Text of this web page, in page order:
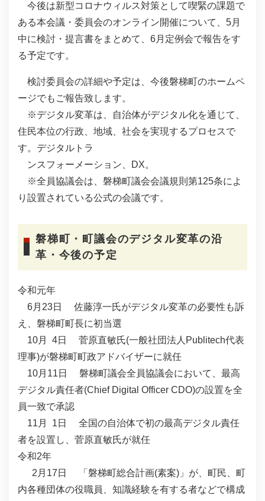
今後は新型コロナウィルス対策として喫緊の課題で
ある本会議・委員会のオンライン開催について、5月
中に検討・提言書をまとめて、6月定例会で報告をす
る予定です。
検討委員会の詳細や予定は、今後磐梯町のホームペ
ージでもご報告致します。
※デジタル変革は、自治体がデジタル化を通じて、
住⺠本位の行政、地域、社会を実現するプロセスで
す。デジタルトラ
ンスフォーメーション、DX。
※全員協議会は、磐梯町議会会議規則第125条によ
り設置されている公式の会議です。
磐梯町・町議会のデジタル変革の沿
革・今後の予定
令和元年
6月23日 佐藤淳一氏がデジタル変革の必要性も訴
え、磐梯町町長に初当選
10月 4日 菅原直敏氏(一般社団法人Publitech代表
理事)が磐梯町町政アドバイザーに就任
10月11日 磐梯町議会全員協議会において、最高
デジタル責任者(Chief Digital Officer CDO)の設置を全
員一致で承認
11月 1日 全国の自治体で初の最高デジタル責任
者を設置し、菅原直敏氏が就任
令和2年
2月17日 「磐梯町総合計画(素案)」が、町民、町
内各種団体の役職員、知識経験を有する者などで構成